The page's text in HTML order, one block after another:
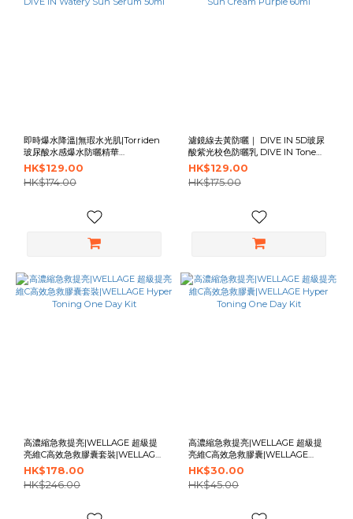
即時爆水降溫|無瑕水光肌|Torriden
玻尿酸水感爆水防曬精華
50ml|Torriden DIVE IN Watery
Sun Serum 50ml
HK$129.00
HK$174.00
濾鏡線去黃防曬｜ DIVE IN 5D玻尿
酸紫光校色防曬乳 DIVE IN Tone
Up Sun Cream Purple 60ml
HK$129.00
HK$175.00
高濃縮急救提亮|WELLAGE 超級提
亮維C高效急救膠囊套裝|WELLAGE
Hyper Toning One Day Kit
HK$178.00
HK$246.00
高濃縮急救提亮|WELLAGE 超級提
亮維C高效急救膠囊|WELLAGE
Hyper Toning One Day Kit
HK$30.00
HK$45.00